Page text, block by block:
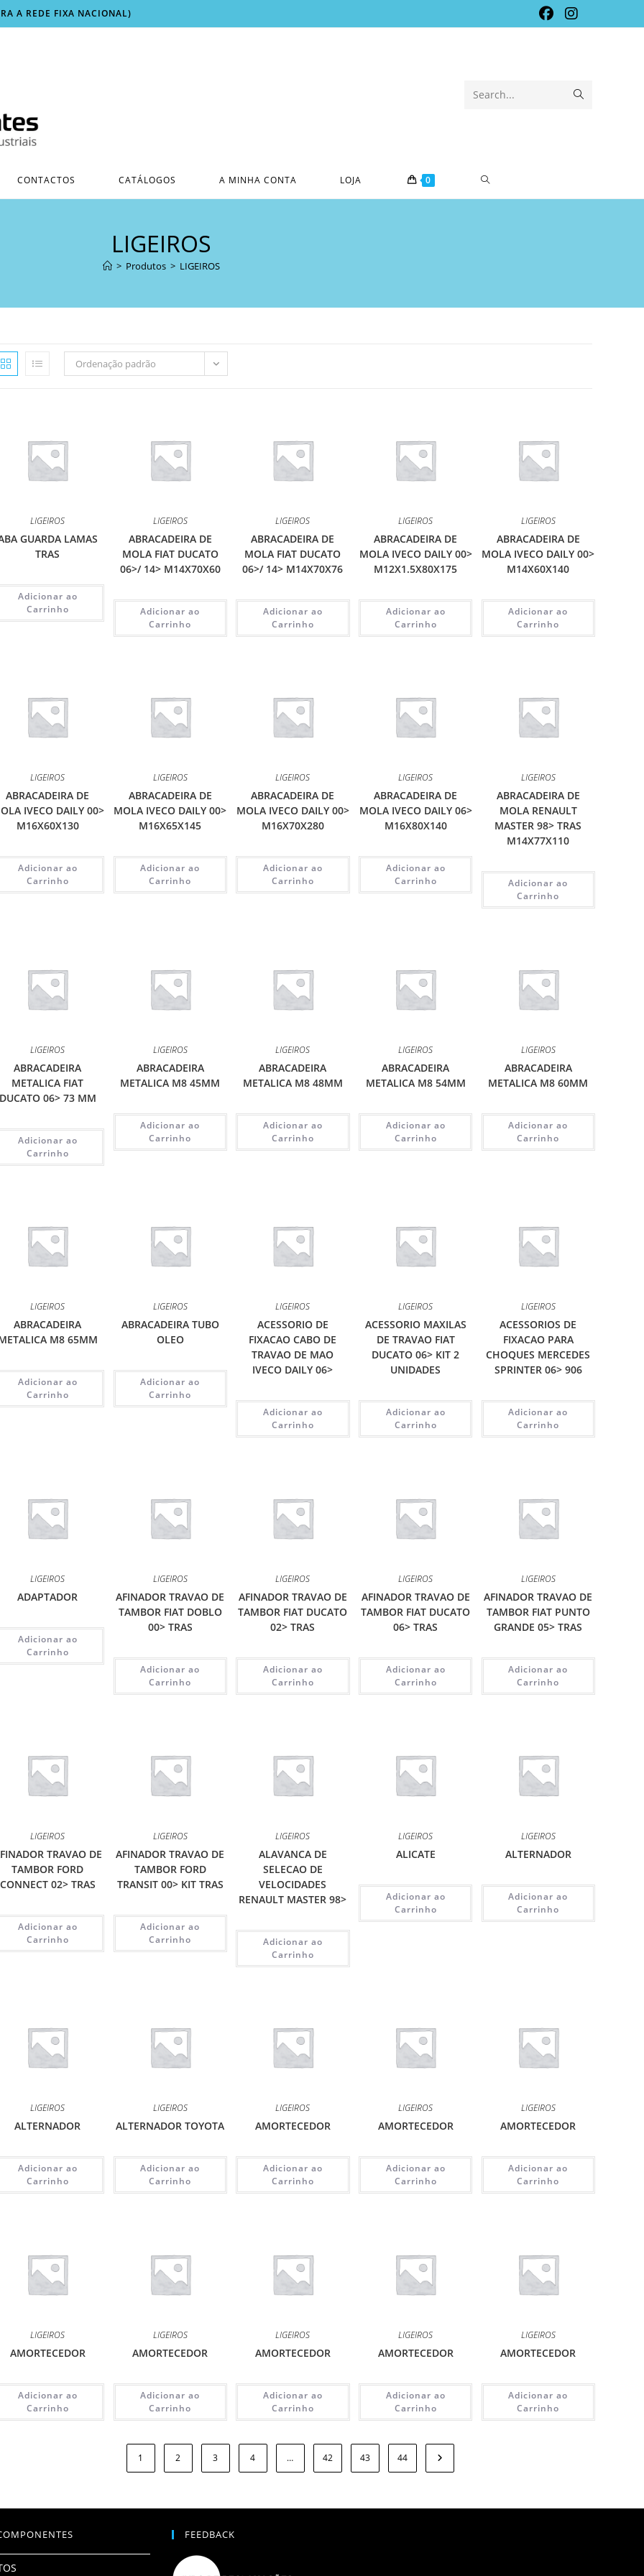
A REDE FIXA NACIONAL)
Search...
CONTACTOS CATÁLOGOS A MINHA CONTA LOJA 0 TOGGLE
LIGEIROS
> Produtos > LIGEIROS
Ordenação padrão
LIGEIROS
GUARDA LAMAS
TRAS
Adicionar ao
Carrinho
LIGEIROS
ABRACADEIRA DE
MOLA FIAT DUCATO
06>/ 14> M14X70X60
Adicionar ao
Carrinho
LIGEIROS
ABRACADEIRA DE
MOLA FIAT DUCATO
06>/ 14> M14X70X76
Adicionar ao
Carrinho
LIGEIROS
ABRACADEIRA DE
MOLA IVECO DAILY 00>
M12X1.5X80X175
Adicionar ao
Carrinho
LIGEIROS
ABRACADEIRA DE
MOLA IVECO DAILY 00>
M14X60X140
Adicionar ao
Carrinho
LIGEIROS
ABRACADEIRA DE
IVECO DAILY 00>
M16X60X130
Adicionar ao
Carrinho
LIGEIROS
ABRACADEIRA DE
MOLA IVECO DAILY 00>
M16X65X145
Adicionar ao
Carrinho
LIGEIROS
ABRACADEIRA DE
MOLA IVECO DAILY 00>
M16X70X280
Adicionar ao
Carrinho
LIGEIROS
ABRACADEIRA DE
MOLA IVECO DAILY 06>
M16X80X140
Adicionar ao
Carrinho
LIGEIROS
ABRACADEIRA DE
MOLA RENAULT
MASTER 98> TRAS
M14X77X110
Adicionar ao
Carrinho
LIGEIROS
ABRACADEIRA
METALICA FIAT
06> 73 MM
Adicionar ao
Carrinho
LIGEIROS
ABRACADEIRA
METALICA M8 45MM
Adicionar ao
Carrinho
LIGEIROS
ABRACADEIRA
METALICA M8 48MM
Adicionar ao
Carrinho
LIGEIROS
ABRACADEIRA
METALICA M8 54MM
Adicionar ao
Carrinho
LIGEIROS
ABRACADEIRA
METALICA M8 60MM
Adicionar ao
Carrinho
LIGEIROS
ABRACADEIRA
M8 65MM
Adicionar ao
Carrinho
LIGEIROS
ABRACADEIRA TUBO
OLEO
Adicionar ao
Carrinho
LIGEIROS
ACESSORIO DE
FIXACAO CABO DE
TRAVAO DE MAO
IVECO DAILY 06>
Adicionar ao
Carrinho
LIGEIROS
ACESSORIO MAXILAS
DE TRAVAO FIAT
DUCATO 06> KIT 2
UNIDADES
Adicionar ao
Carrinho
LIGEIROS
ACESSORIOS DE
FIXACAO PARA
CHOQUES MERCEDES
SPRINTER 06> 906
Adicionar ao
Carrinho
LIGEIROS
ADAPTADOR
Adicionar ao
Carrinho
LIGEIROS
AFINADOR TRAVAO DE
TAMBOR FIAT DOBLO
00> TRAS
Adicionar ao
Carrinho
LIGEIROS
AFINADOR TRAVAO DE
TAMBOR FIAT DUCATO
02> TRAS
Adicionar ao
Carrinho
LIGEIROS
AFINADOR TRAVAO DE
TAMBOR FIAT DUCATO
06> TRAS
Adicionar ao
Carrinho
LIGEIROS
AFINADOR TRAVAO DE
TAMBOR FIAT PUNTO
GRANDE 05> TRAS
Adicionar ao
Carrinho
LIGEIROS
TRAVAO DE
TAMBOR FORD
CONNECT 02> TRAS
Adicionar ao
Carrinho
LIGEIROS
AFINADOR TRAVAO DE
TAMBOR FORD
TRANSIT 00> KIT TRAS
Adicionar ao
Carrinho
LIGEIROS
ALAVANCA DE
SELECAO DE
VELOCIDADES
RENAULT MASTER 98>
Adicionar ao
Carrinho
LIGEIROS
ALICATE
Adicionar ao
Carrinho
LIGEIROS
ALTERNADOR
Adicionar ao
Carrinho
LIGEIROS
ALTERNADOR
Adicionar ao
Carrinho
LIGEIROS
ALTERNADOR TOYOTA
Adicionar ao
Carrinho
LIGEIROS
AMORTECEDOR
Adicionar ao
Carrinho
LIGEIROS
AMORTECEDOR
Adicionar ao
Carrinho
LIGEIROS
AMORTECEDOR
Adicionar ao
Carrinho
LIGEIROS
AMORTECEDOR
Adicionar ao
Carrinho
LIGEIROS
AMORTECEDOR
Adicionar ao
Carrinho
LIGEIROS
AMORTECEDOR
Adicionar ao
Carrinho
LIGEIROS
AMORTECEDOR
Adicionar ao
Carrinho
LIGEIROS
AMORTECEDOR
Adicionar ao
Carrinho
1 2 3 4 … 42 43 44
FEEDBACK